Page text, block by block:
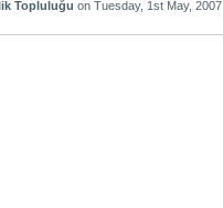
Topluluğu on Tuesday, 1st May, 2007